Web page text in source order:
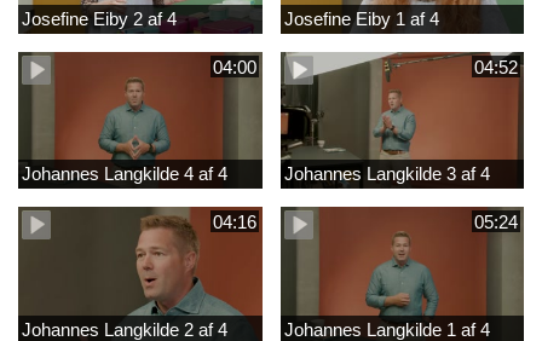
Josefine Eiby 2 af 4 Josefine Eiby 1 af 4
04:00
Johannes Langkilde 4 af 4
04:52
Johannes Langkilde 3 af 4
04:16
Johannes Langkilde 2 af 4
05:24
Johannes Langkilde 1 af 4